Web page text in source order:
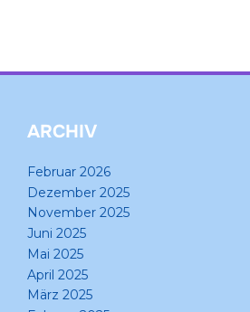
ARCHIV
Februar 2026
Dezember 2025
November 2025
Juni 2025
Mai 2025
April 2025
März 2025